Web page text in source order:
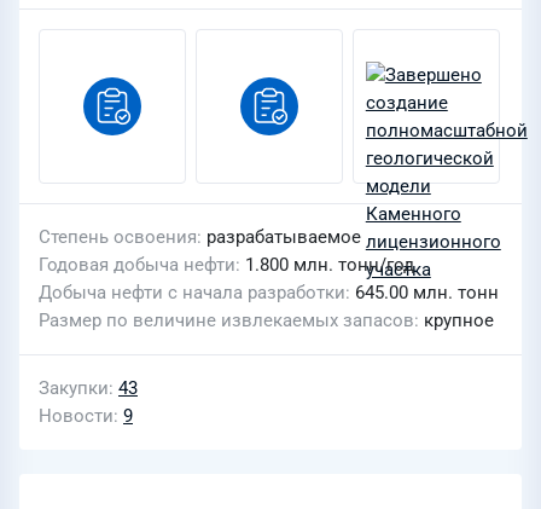
Степень освоения разрабатываемое
Годовая добыча нефти 1.800 млн. тонн/год
Добыча нефти с начала разработки 645.00 млн. тонн
Размер по величине извлекаемых запасов крупное
Закупки 43
Новости 9